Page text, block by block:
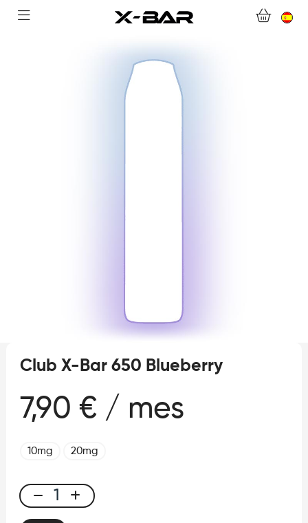
BIENVENIDO A X-BAR.CO
Club X-Bar 650 Blueberry
7,90 € / mes
10mg 20mg
Club
X-